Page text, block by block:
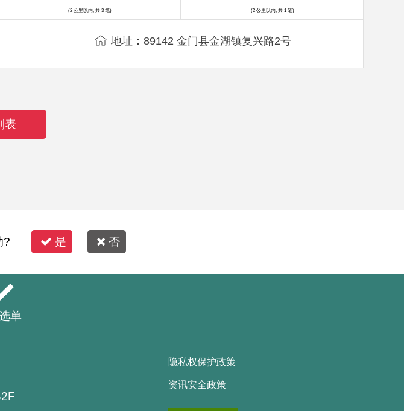
地址：89142 金门县金湖镇复兴路2号
(2 公里以内, 共 3 笔) (2 公里以内, 共 1 笔)
表
? 是 否
单
隐私权保护政策
资讯安全政策